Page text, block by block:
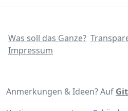
Was soll das Ganze?
Impressum
Anmerkungen & Ideen? Auf